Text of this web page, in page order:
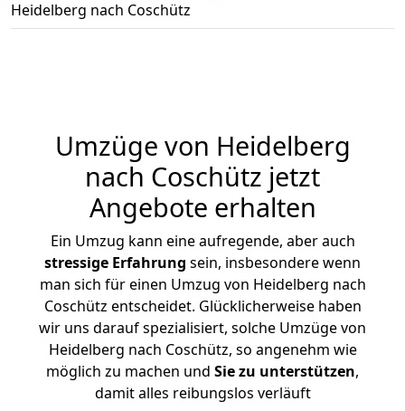
Heidelberg nach Coschütz
Umzüge von Heidelberg
nach Coschütz jetzt
Angebote erhalten
Ein Umzug kann eine aufregende, aber auch
stressige Erfahrung sein, insbesondere wenn
man sich für einen Umzug von Heidelberg nach
Coschütz entscheidet. Glücklicherweise haben
wir uns darauf spezialisiert, solche Umzüge von
Heidelberg nach Coschütz, so angenehm wie
möglich zu machen und Sie zu unterstützen,
damit alles reibungslos verläuft